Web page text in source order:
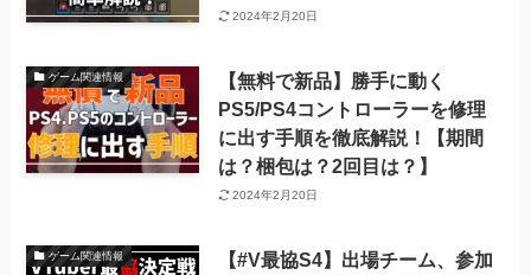
2024年2月20日
ゲーム関連情報
【無料で新品】勝手に動く
PS5/PS4コントローラーを修理
に出す手順を徹底解説！【期間
は？梱包は？2回目は？】
2024年2月20日
ゲーム関連情報
【#V最協S4】出場チーム、参加